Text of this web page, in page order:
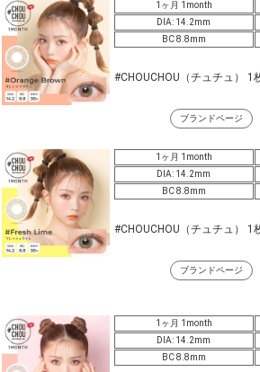
1ヶ月 1month
DIA: 14.2mm
BC 8.8mm
#CHOUCHOU（チュチュ） 1
ブランドページ
1ヶ月 1month
DIA: 14.2mm
BC 8.8mm
#CHOUCHOU（チュチュ） 1
ブランドページ
1ヶ月 1month
DIA: 14.2mm
BC 8.8mm